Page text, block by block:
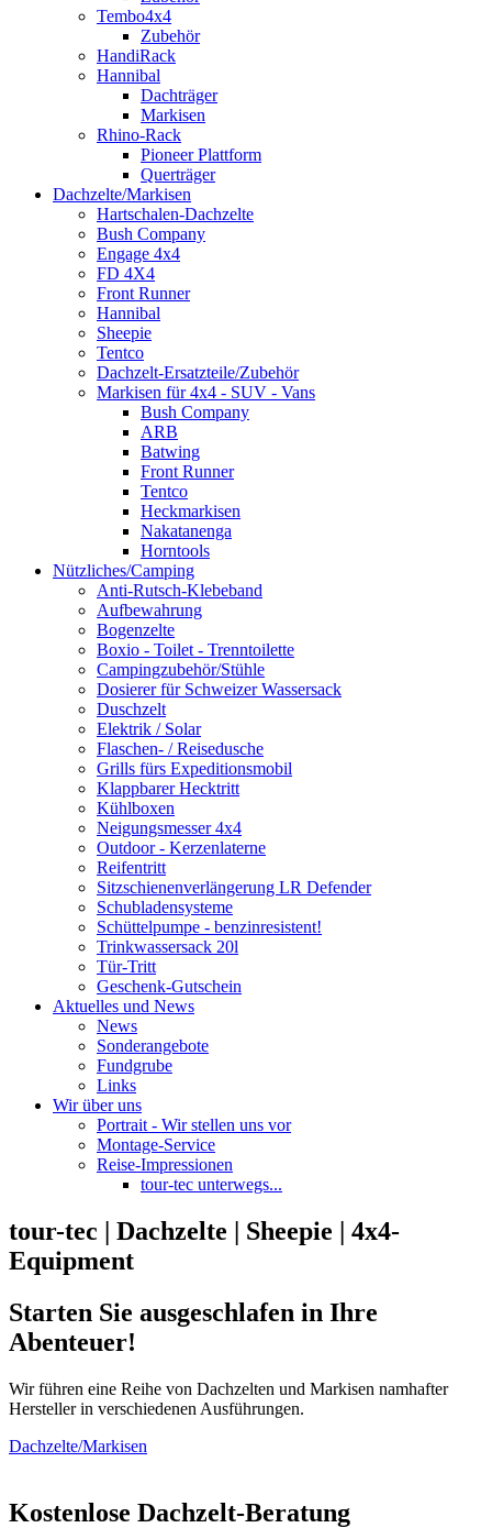
Tembo4x4
Zubehör
HandiRack
Hannibal
Dachträger
Markisen
Rhino-Rack
Pioneer Plattform
Querträger
Dachzelte/Markisen
Hartschalen-Dachzelte
Bush Company
Engage 4x4
FD 4X4
Front Runner
Hannibal
Sheepie
Tentco
Dachzelt-Ersatzteile/Zubehör
Markisen für 4x4 - SUV - Vans
Bush Company
ARB
Batwing
Front Runner
Tentco
Heckmarkisen
Nakatanenga
Horntools
Nützliches/Camping
Anti-Rutsch-Klebeband
Aufbewahrung
Bogenzelte
Boxio - Toilet - Trenntoilette
Campingzubehör/Stühle
Dosierer für Schweizer Wassersack
Duschzelt
Elektrik / Solar
Flaschen- / Reisedusche
Grills fürs Expeditionsmobil
Klappbarer Hecktritt
Kühlboxen
Neigungsmesser 4x4
Outdoor - Kerzenlaterne
Reifentritt
Sitzschienenverlängerung LR Defender
Schubladensysteme
Schüttelpumpe - benzinresistent!
Trinkwassersack 20l
Tür-Tritt
Geschenk-Gutschein
Aktuelles und News
News
Sonderangebote
Fundgrube
Links
Wir über uns
Portrait - Wir stellen uns vor
Montage-Service
Reise-Impressionen
tour-tec unterwegs...
tour-tec | Dachzelte | Sheepie | 4x4-
Equipment
Starten Sie ausgeschlafen in Ihre
Abenteuer!
Wir führen eine Reihe von Dachzelten und Markisen namhafter
Hersteller in verschiedenen Ausführungen.
Dachzelte/Markisen
Kostenlose Dachzelt-Beratung